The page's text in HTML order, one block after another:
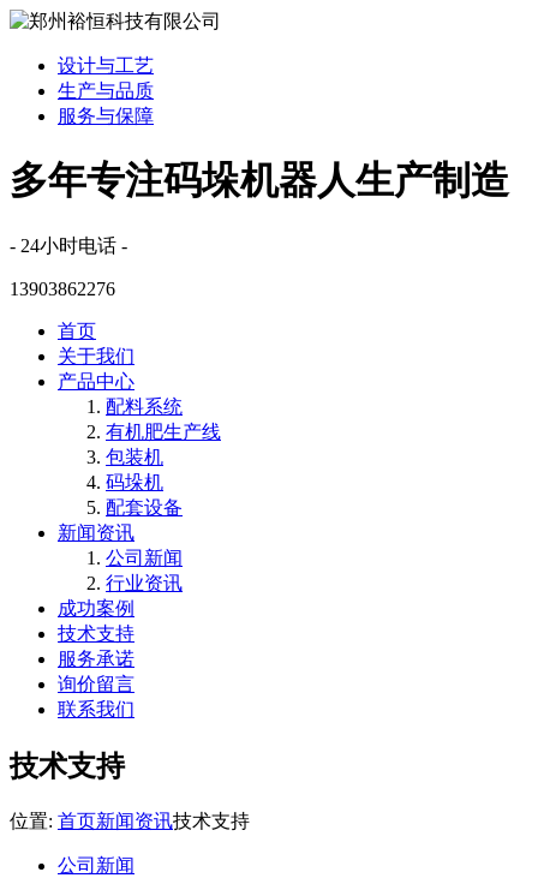
设计与工艺
生产与品质
服务与保障
多年专注码垛机器人生产制造
- 24小时电话 -
13903862276
首页
关于我们
产品中心
配料系统
有机肥生产线
包装机
码垛机
配套设备
新闻资讯
公司新闻
行业资讯
成功案例
技术支持
服务承诺
询价留言
联系我们
技术支持
位置: 首页新闻资讯技术支持
公司新闻